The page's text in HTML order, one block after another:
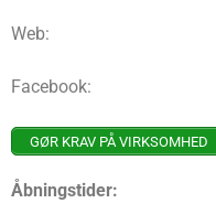
Web:
Facebook:
GØR KRAV PÅ VIRKSOMHED
Åbningstider: